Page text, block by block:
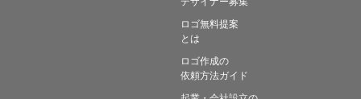
ロゴ無料提案
とは
ロゴ作成の
依頼方法ガイド